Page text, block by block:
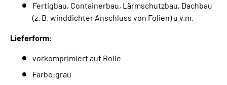
Fertigbau, Containerbau, Lärmschutzbau, Dachbau
(z. B. winddichter Anschluss von Folien) u.v.m.
Lieferform:
vorkomprimiert auf Rolle
Farbe:grau